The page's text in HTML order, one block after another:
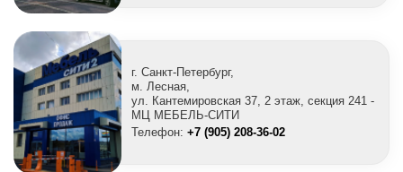
г. Санкт-Петербург,
м. Лесная,
ул. Кантемировская 37, 2 этаж, секция 241 -
МЦ МЕБЕЛЬ-СИТИ
Телефон: +7 (905) 208-36-02